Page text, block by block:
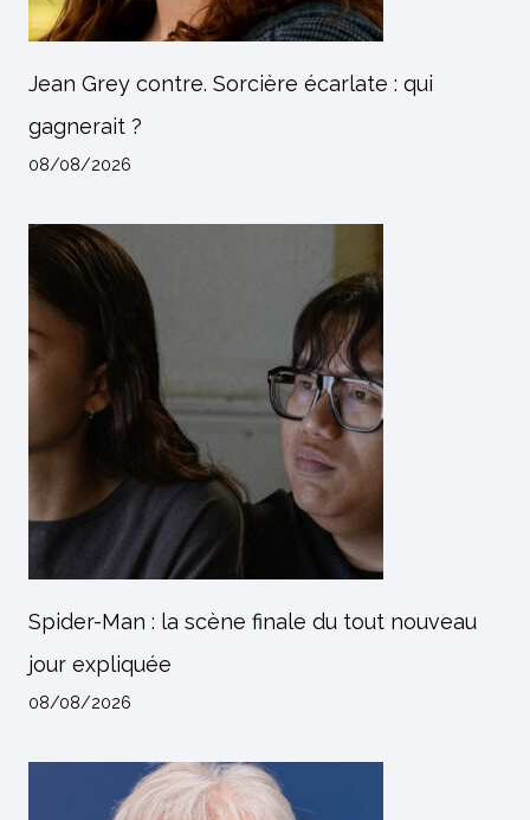
Jean Grey contre. Sorcière écarlate : qui
gagnerait ?
08/08/2026
Spider-Man : la scène finale du tout nouveau
jour expliquée
08/08/2026